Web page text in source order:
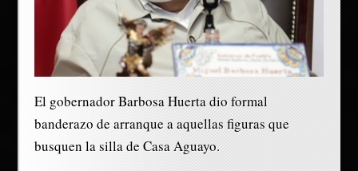
El gobernador Barbosa Huerta dio formal
banderazo de arranque a aquellas figuras que
busquen la silla de Casa Aguayo.